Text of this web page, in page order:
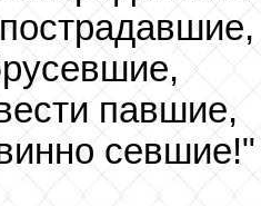
павшие,
севшие!"